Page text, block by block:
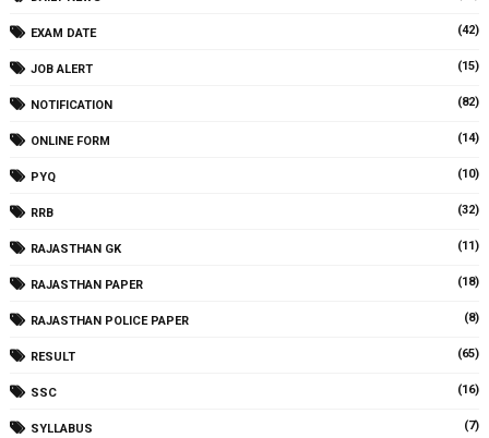
EXAM DATE (42)
JOB ALERT (15)
NOTIFICATION (82)
ONLINE FORM (14)
PYQ (10)
RRB (32)
RAJASTHAN GK (11)
RAJASTHAN PAPER (18)
RAJASTHAN POLICE PAPER (8)
RESULT (65)
SSC (16)
SYLLABUS (7)